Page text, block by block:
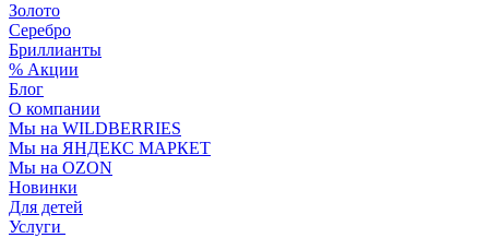
Золото
Серебро
Бриллианты
% Акции
Блог
О компании
Мы на WILDBERRIES
Мы на ЯНДЕКС МАРКЕТ
Мы на OZON
Новинки
Для детей
Услуги